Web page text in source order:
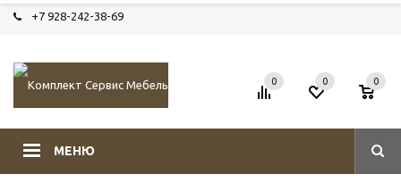
+7 928-242-38-69
МЕНЮ
0 0 0